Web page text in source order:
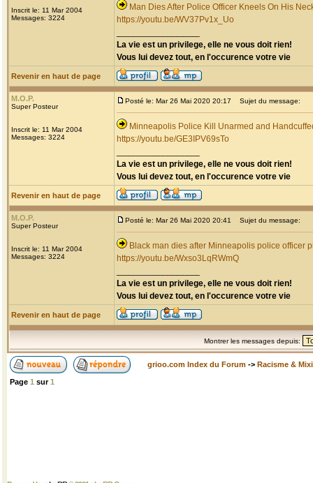
Inscrit le: 11 Mar 2004
Messages: 3224
Man Dies After Police Officer Kneels On His
https://youtu.be/WV37Pv1x_Uo
La vie est un privilege, elle ne vous doit rien!
Vous lui devez tout, en l'occurence votre vie
Revenir en haut de page
M.O.P.
Super Posteur
Inscrit le: 11 Mar 2004
Messages: 3224
Posté le: Mar 26 Mai 2020 20:17 Sujet du message:
Minneapolis Police Kill Unarmed and
https://youtu.be/GE3IPV69sTo
La vie est un privilege, elle ne vous doit rien!
Vous lui devez tout, en l'occurence votre vie
Revenir en haut de page
M.O.P.
Super Posteur
Inscrit le: 11 Mar 2004
Messages: 3224
Posté le: Mar 26 Mai 2020 20:41 Sujet du message:
Black man dies after Minneapolis police officer
https://youtu.be/Wxso3LqRWmQ
La vie est un privilege, elle ne vous doit rien!
Vous lui devez tout, en l'occurence votre vie
Revenir en haut de page
Montrer les messages depuis:
grioo.com Index du Forum -> Racisme &
Page 1 sur1